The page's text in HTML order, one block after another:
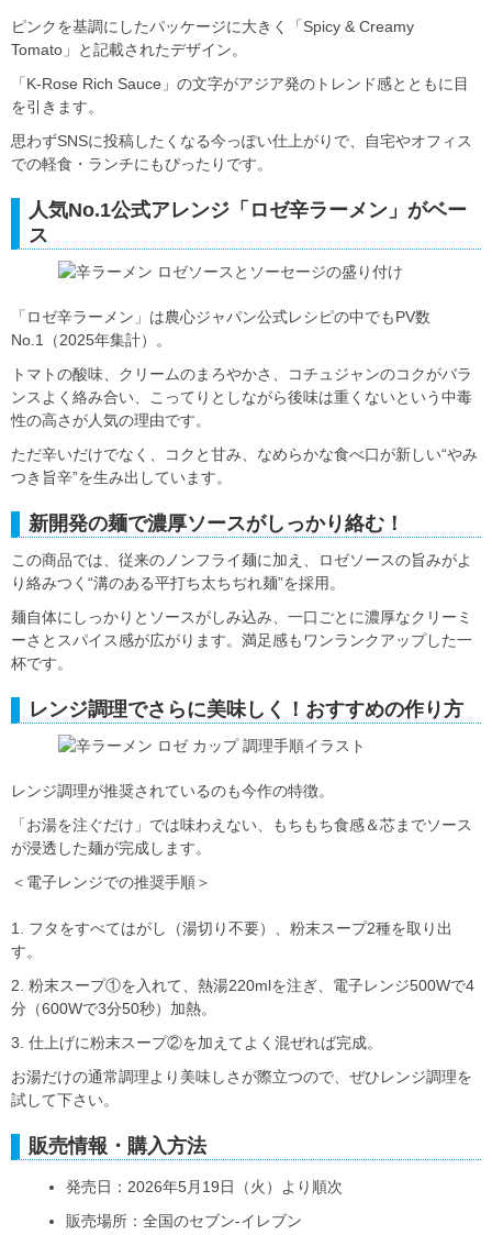
ピンクを基調にしたパッケージに大きく「Spicy & Creamy
Tomato」と記載されたデザイン。
「K-Rose Rich Sauce」の文字がアジア発のトレンド感とともに目
を引きます。
思わずSNSに投稿したくなる今っぽい仕上がりで、自宅やオフィス
での軽食・ランチにもぴったりです。
人気No.1公式アレンジ「ロゼ辛ラーメン」がベー
ス
「ロゼ辛ラーメン」は農心ジャパン公式レシピの中でもPV数
No.1（2025年集計）。
トマトの酸味、クリームのまろやかさ、コチュジャンのコクがバラ
ンスよく絡み合い、こってりとしながら後味は重くないという中毒
性の高さが人気の理由です。
ただ辛いだけでなく、コクと甘み、なめらかな食べ口が新しい“やみ
つき旨辛”を生み出しています。
新開発の麺で濃厚ソースがしっかり絡む！
この商品では、従来のノンフライ麺に加え、ロゼソースの旨みがよ
り絡みつく“溝のある平打ち太ちぢれ麺”を採用。
麺自体にしっかりとソースがしみ込み、一口ごとに濃厚なクリーミ
ーさとスパイス感が広がります。満足感もワンランクアップした一
杯です。
レンジ調理でさらに美味しく！おすすめの作り方
レンジ調理が推奨されているのも今作の特徴。
「お湯を注ぐだけ」では味わえない、もちもち食感＆芯までソース
が浸透した麺が完成します。
＜電子レンジでの推奨手順＞
1. フタをすべてはがし（湯切り不要）、粉末スープ2種を取り出
す。
2. 粉末スープ①を入れて、熱湯220mlを注ぎ、電子レンジ500Wで4
分（600Wで3分50秒）加熱。
3. 仕上げに粉末スープ②を加えてよく混ぜれば完成。
お湯だけの通常調理より美味しさが際立つので、ぜひレンジ調理を
試して下さい。
販売情報・購入方法
発売日：2026年5月19日（火）より順次
販売場所：全国のセブン‐イレブン